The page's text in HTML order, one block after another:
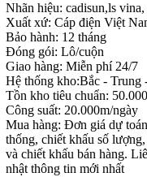
Nhãn hiệu: cadisun,ls
Xuất xứ: Cáp điện Việt
Bảo hành: 12 tháng
Đóng gói: Lô/cuộn
Giao hàng: Miễn phí 24/7
Hệ thống kho:Bắc - Trung
Tồn kho tiêu chuẩn:
Công suất: 20.000m/ngày
Mua hàng: Đơn giá dự
thống, chiết khấu số
và chiết khấu bán hàng.
nhật thông tin mới nhất